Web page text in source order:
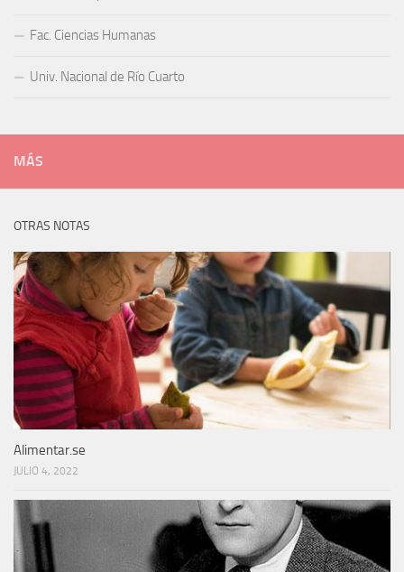
Fac. Ciencias Humanas
Univ. Nacional de Río Cuarto
MÁS
OTRAS NOTAS
Alimentar.se
JULIO 4, 2022